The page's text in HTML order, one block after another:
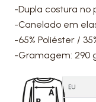
-Dupla costura no
-Canelado em
-65% Poliéster /
-Gramagem: 290